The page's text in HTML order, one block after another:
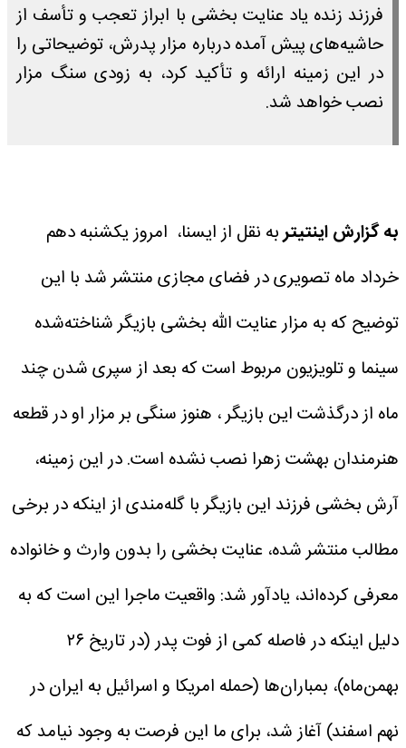
فرزند زنده یاد عنایت بخشی با ابراز تعجب و تأسف از
حاشیه‌های پیش آمده درباره مزار پدرش، توضیحاتی را
در این زمینه ارائه و تأکید کرد، به زودی سنگ مزار
نصب خواهد شد.
به گزارش اینتیتربه نقل از ایسنا، امروز یکشنبه دهم
خرداد ماه تصویری در فضای مجازی منتشر شد با این
توضیح که به مزار عنایت الله بخشی بازیگر شناخته‌شده
سینما و تلویزیون مربوط است که بعد از سپری شدن چند
ماه از درگذشت این بازیگر ، هنوز سنگی بر مزار او در قطعه
هنرمندان بهشت زهرا نصب نشده است.در این زمینه،
آرش بخشی فرزند این بازیگر با گله‌مندی از اینکه در برخی
مطالب منتشر شده، عنایت بخشی را بدون وارث و خانواده
معرفی کرده‌اند، یادآور شد: واقعیت ماجرا این است که به
دلیل اینکه در فاصله کمی از فوت پدر (در تاریخ ۲۶
بهمن‌ماه)، بمباران‌ها (حمله امریکا و اسرائیل به ایران در
نهم اسفند) آغاز شد، برای ما این فرصت به وجود نیامد که